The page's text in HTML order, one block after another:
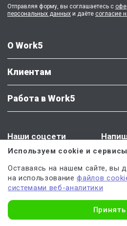
О Work5
Клиентам
Работа в Work5
Наши соцсети
Крестине
— директору по качеству Work5
Отправляя форму, вы соглашаетесь с
персональных данных и даёте согласие
Используем cookie и
Оставаясь на нашем сайте, вы
на использованиефайлов
системами веб-аналитики
Принять